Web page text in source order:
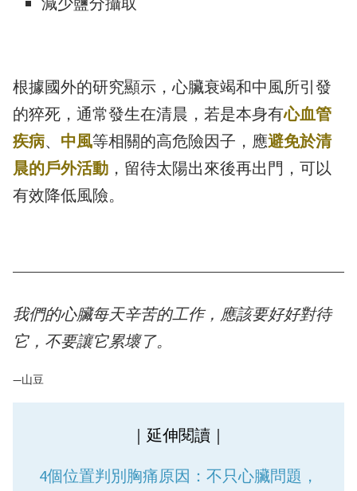
根據國外的研究顯示，心臟衰竭和中風所引發
的猝死，通常發生在清晨，若是本身有心血管
疾病、 中風等相關的高危險因子，應避免於清
晨的戶外活動 ，留待太陽出來後再出門，可以
有效降低風險。
我們的心臟每天辛苦的工作，應該要好好對待
它，不要讓它累壞了。
—山豆
｜延伸閱讀｜
4個位置判別胸痛原因：不只心臟問題，